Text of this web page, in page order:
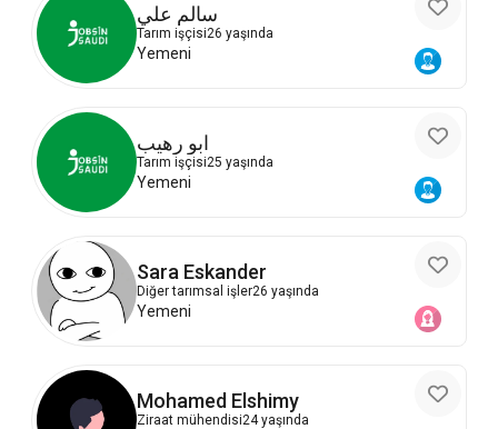
سالم علي
Tarım işçisi26 yaşında
Yemeni
ابو رهيب
Tarım işçisi25 yaşında
Yemeni
Sara Eskander
Diğer tarımsal işler26 yaşında
Yemeni
Mohamed Elshimy
Ziraat mühendisi24 yaşında